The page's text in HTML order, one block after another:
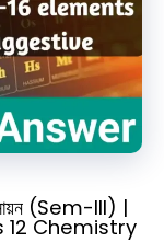
(Sem-III) |
12 Chemistry